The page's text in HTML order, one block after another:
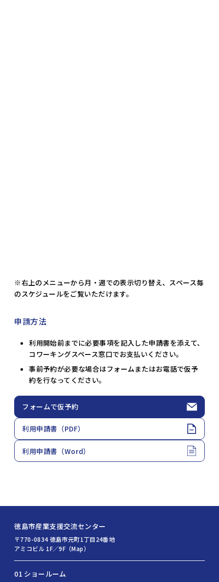
※右上のメニューから月・週での表示切り替え、スペース毎
のスケジュールをご覧いただけます。
申請方法
利用開始前までに必要事項を記入した申請書を添えて、
コワーキングスペース窓口でお支払いください。
事前予約が必要な場合はフォームまたはお電話で仮予
約を行なってください。
フォームで仮予約
利用申請書（PDF）
利用申請書（Word）
徳島市産業支援交流センター
〒770-0834 徳島市元町1丁目24番地
アミコビル 1F／9F（Map）
01 ショールーム